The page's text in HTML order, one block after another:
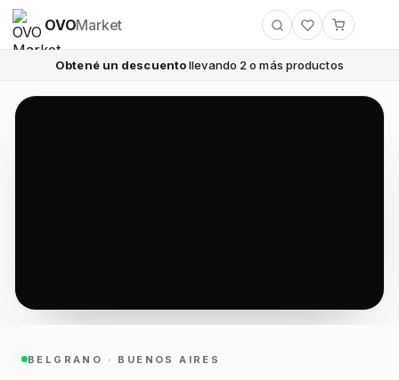
OVOMarket
Obtené un descuentollevando 2 o más productos
BELGRANO · BUENOS AIRES